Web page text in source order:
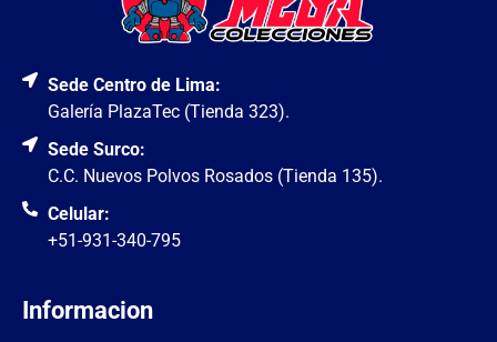
Sede Centro de Lima:
Galería PlazaTec (Tienda 323).
Sede Surco:
C.C. Nuevos Polvos Rosados (Tienda 135).
Celular:
+51-931-340-795
Informacion